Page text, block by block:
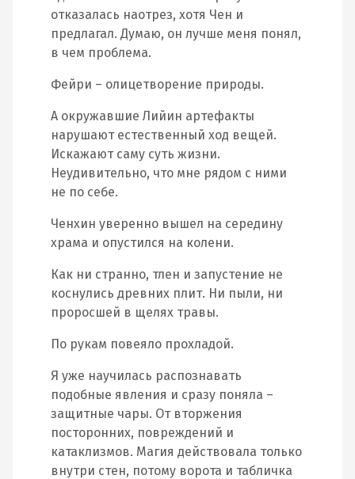
отказалась наотрез, хотя Чен и
предлагал. Думаю, он лучше меня понял,
в чем проблема.
Фейри – олицетворение природы.
А окружавшие Лийин артефакты
нарушают естественный ход вещей.
Искажают саму суть жизни.
Неудивительно, что мне рядом с ними
не по себе.
Ченхин уверенно вышел на середину
храма и опустился на колени.
Как ни странно, тлен и запустение не
коснулись древних плит. Ни пыли, ни
проросшей в щелях травы.
По рукам повеяло прохладой.
Я уже научилась распознавать
подобные явления и сразу поняла –
защитные чары. От вторжения
посторонних, повреждений и
катаклизмов. Магия действовала только
внутри стен, потому ворота и табличка